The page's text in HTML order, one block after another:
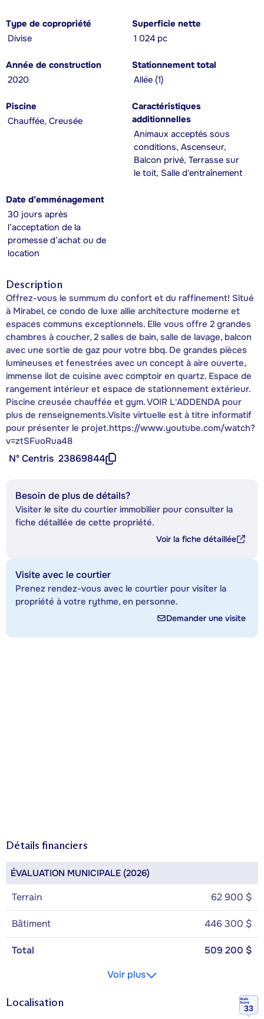
Type de copropriété
Divise
Superficie nette
1 024 pc
Année de construction
2020
Stationnement total
Allée (1)
Piscine
Chauffée, Creusée
Caractéristiques
additionnelles
Animaux acceptés sous
conditions, Ascenseur,
Balcon privé, Terrasse sur
le toit, Salle d'entraînement
Date d’emménagement
30 jours après
l’acceptation de la
promesse d’achat ou de
location
Description
Offrez-vous le summum du confort et du raffinement! Situé
à Mirabel, ce condo de luxe allie architecture moderne et
espaces communs exceptionnels. Elle vous offre 2 grandes
chambres à coucher, 2 salles de bain, salle de lavage, balcon
avec une sortie de gaz pour votre bbq. De grandes pièces
lumineuses et fenestrées avec un concept à aire ouverte,
immense ilot de cuisine avec comptoir en quartz. Espace de
rangement intérieur et espace de stationnement extérieur.
Piscine creusée chauffée et gym. VOIR L'ADDENDA pour
plus de renseignements.Visite virtuelle est à titre informatif
pour présenter le projet.https://www.youtube.com/watch?
v=ztSFuoRua48
Nº Centris 23869844
Besoin de plus de détails?
Visiter le site du courtier immobilier pour consulter la
fiche détaillée de cette propriété.
Voir la fiche détaillée
Visite avec le courtier
Prenez rendez-vous avec le courtier pour visiter la
propriété à votre rythme, en personne.
Demander une visite
Détails financiers
ÉVALUATION MUNICIPALE (2026)
Terrain 62 900 $
Bâtiment 446 300 $
Total
509 200 $
Voir plus
Localisation
Walk
Score
33